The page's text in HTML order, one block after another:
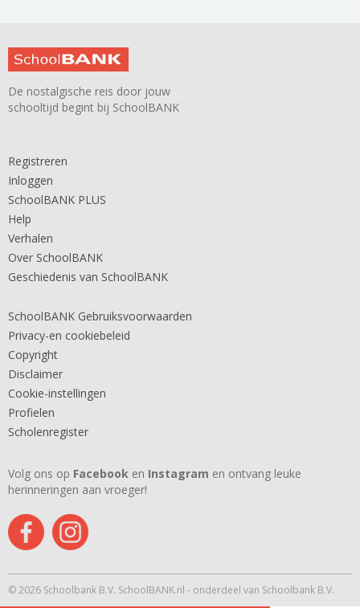
De nostalgische reis door jouw
schooltijd begint bij SchoolBANK
Registreren
Inloggen
SchoolBANK PLUS
Help
Verhalen
Over SchoolBANK
Geschiedenis van SchoolBANK
SchoolBANK Gebruiksvoorwaarden
Privacy-en cookiebeleid
Copyright
Disclaimer
Cookie-instellingen
Profielen
Scholenregister
Volg ons op Facebook en Instagram en ontvang leuke
herinneringen aan vroeger!
© 2026 Schoolbank B.V. SchoolBANK.nl - onderdeel van Schoolbank B.V.